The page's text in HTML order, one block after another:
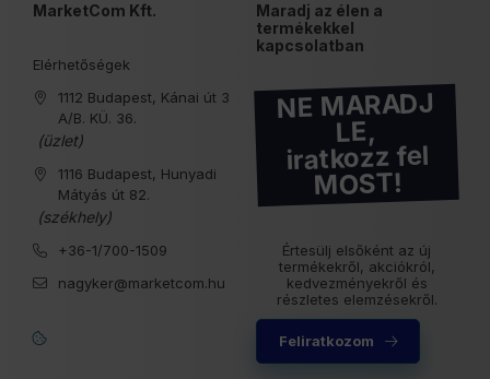
MarketCom Kft.
Elérhetőségek
1112 Budapest, Kánai út 3
A/B. KÜ. 36.
(üzlet)
1116 Budapest, Hunyadi
Mátyás út 82.
(székhely)
+36-1/700-1509
nagyker@marketcom.hu
Maradj az élen a
termékekkel
kapcsolatban
NE MARADJ
LE,
iratkozz fel
MOST!
Értesülj elsőként az új
termékekről, akciókról,
kedvezményekről és
részletes elemzésekről.
Feliratkozom